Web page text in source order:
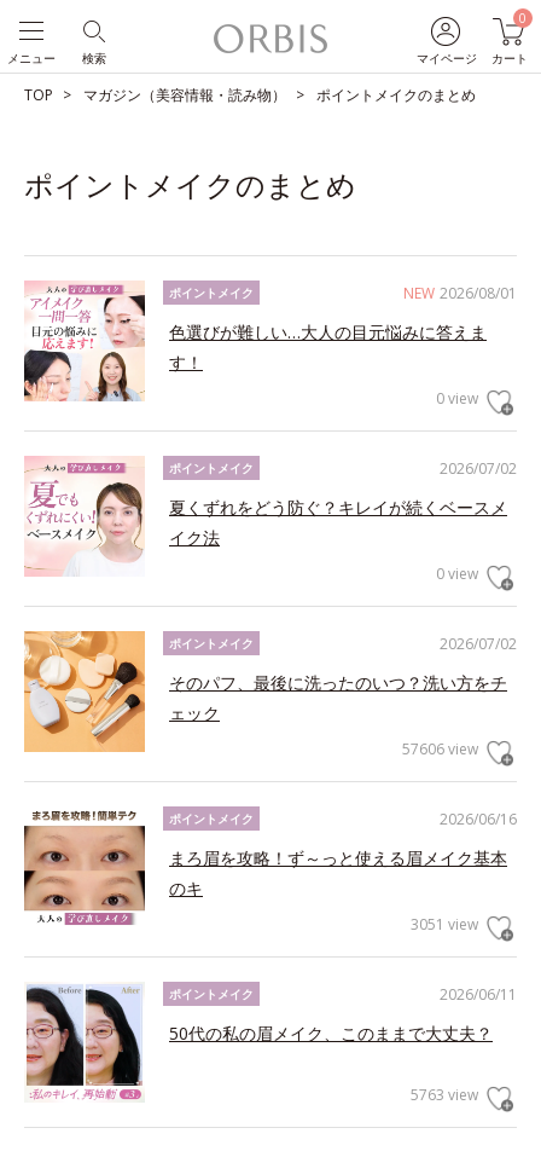
マイページ
0
カート
検索
メニュー
TOP マガジン（美容情報・読み物） ポイントメイクのまとめ
ポイントメイクのまとめ
NEW 2026/08/01
ポイントメイク
色選びが難しい…大人の目元悩みに答えま
す！
0 view
2026/07/02
ポイントメイク
夏くずれをどう防ぐ？キレイが続くベースメ
イク法
0 view
2026/07/02
ポイントメイク
そのパフ、最後に洗ったのいつ？洗い方をチ
ェック
57606 view
2026/06/16
ポイントメイク
まろ眉を攻略！ず～っと使える眉メイク基本
のキ
3051 view
2026/06/11
ポイントメイク
50代の私の眉メイク、このままで大丈夫？
5763 view